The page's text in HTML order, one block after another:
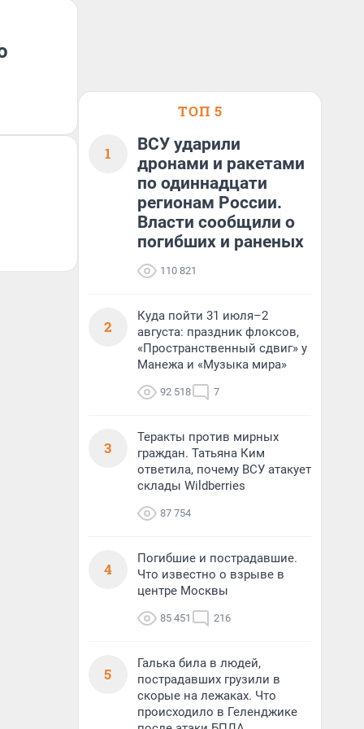
ТОП 5
1
ВСУ ударили
дронами и ракетами
по одиннадцати
регионам России.
Власти сообщили о
погибших и раненых
110 821
2
Куда пойти 31 июля–2
августа: праздник флоксов,
«Пространственный сдвиг» у
Манежа и «Музыка мира»
92 518 7
3
Теракты против мирных
граждан. Татьяна Ким
ответила, почему ВСУ атакует
склады Wildberries
87 754
4
Погибшие и пострадавшие.
Что известно о взрыве в
центре Москвы
85 451 216
5
Галька била в людей,
пострадавших грузили в
скорые на лежаках. Что
происходило в Геленджике